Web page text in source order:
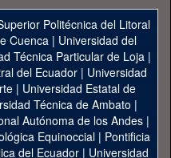
Politécnica del Litoral
Cuenca| Universidad del
Técnica Particular de Loja|
del Ecuador| Universidad
| Universidad Estatal de
Técnica de Ambato |
Autónoma de los Andes|
Equinoccial| Pontificia
del Ecuador | Universidad